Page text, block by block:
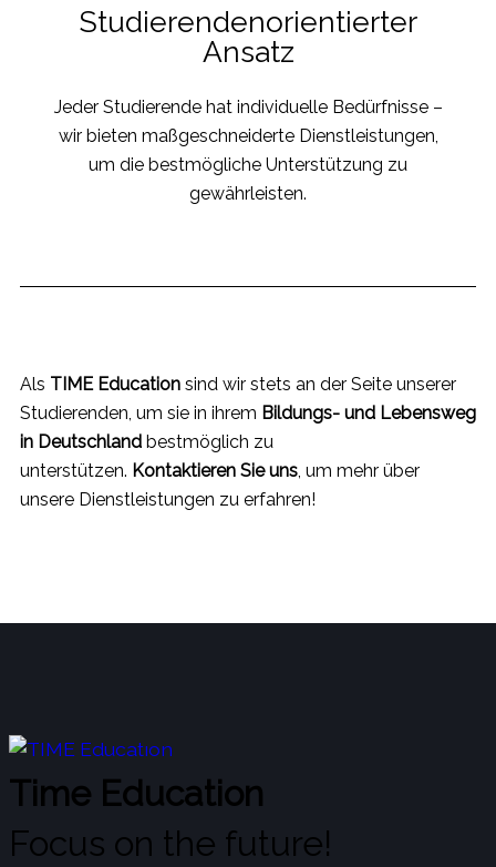
Studierendenorientierter
Ansatz
Jeder Studierende hat individuelle Bedürfnisse –
wir bieten maßgeschneiderte Dienstleistungen,
um die bestmögliche Unterstützung zu
gewährleisten.
Als TIME Education sind wir stets an der Seite unserer
Studierenden, um sie in ihrem Bildungs- und Lebensweg
in Deutschland bestmöglich zu
unterstützen. Kontaktieren Sie uns , um mehr über
unsere Dienstleistungen zu erfahren!
Time Education
Focus on the future!